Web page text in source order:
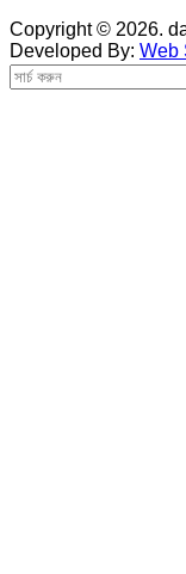
Copyright © 2026.
Developed By: Web